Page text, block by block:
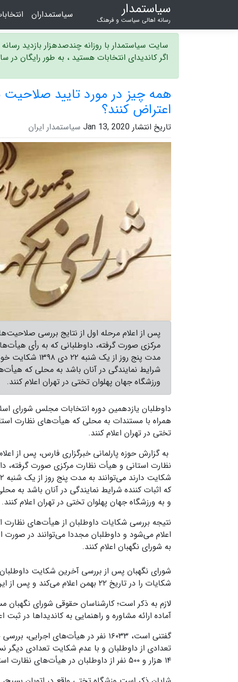
سیاستمدار
رسانه اهالی سیاست و فرهنگ سیاستمداران
سایت سیاستمدار با روزانه چندصدهزار بازدید
اگر کاندیدای انتخابات هستید ، به طور رایگان در
همه چیز در مورد تایید
اعتراض کنند؟
تاریخ انتشار Jan 13, 2020 سیاستمدار ایران
پس از اعلام مرحله اول از نتایج بررسی
مرکزی صورت گرفته، داوطلبانی که به رأی
مدت پنج روز از
شرایط نمایندگی در آنان باشد به محلی که
ورزشگاه جهان پهلوان تختی در تهران اعلام کنند.
داوطلبان یازدهمین دوره انتخابات مجلس شورای
همراه با مستندات به محلی که هیأت‌های نظارت
تختی در تهران اعلام کنند.
به گزارش حوزه پارلمانی خبرگزاری فارس، پس از
نظارت استانی و هیأت‌ نظارت مرکزی صورت گرفته،
که اثبات کننده شرایط نمایندگی در آنان باشد به
و به ورزشگاه جهان پهلوان تختی در تهران اعلام کنند.
به شورای نگهبان اعلام کنند.
شورای نگهبان پس از بررسی آخرین شکایت
شکایات را در تاریخ ۲۲ بهمن اعلام می‌کند و پس از این تاریخ دیگر بررسی صلاحیتی نخواهد داشت.
لازم به ذکر است؛ کارشناسان حقوقی شورای
آماده ارائه مشاوره و راهنمایی به کاندیدا‌ها در
گفتنی است، ۱۶۰۳۳ نفر در هیأت‌های
تعدادی از داوطلبان و با عدم شکایت تعدادی
۱۴ هزار و ۵۰۰ نفر از داوطلبان در هیأ‌ت‌های نظارت استانی و مرکزی بررسی شد.